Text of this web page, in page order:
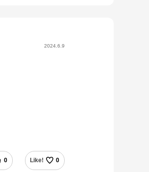
2024.6.9
0 Like! 0